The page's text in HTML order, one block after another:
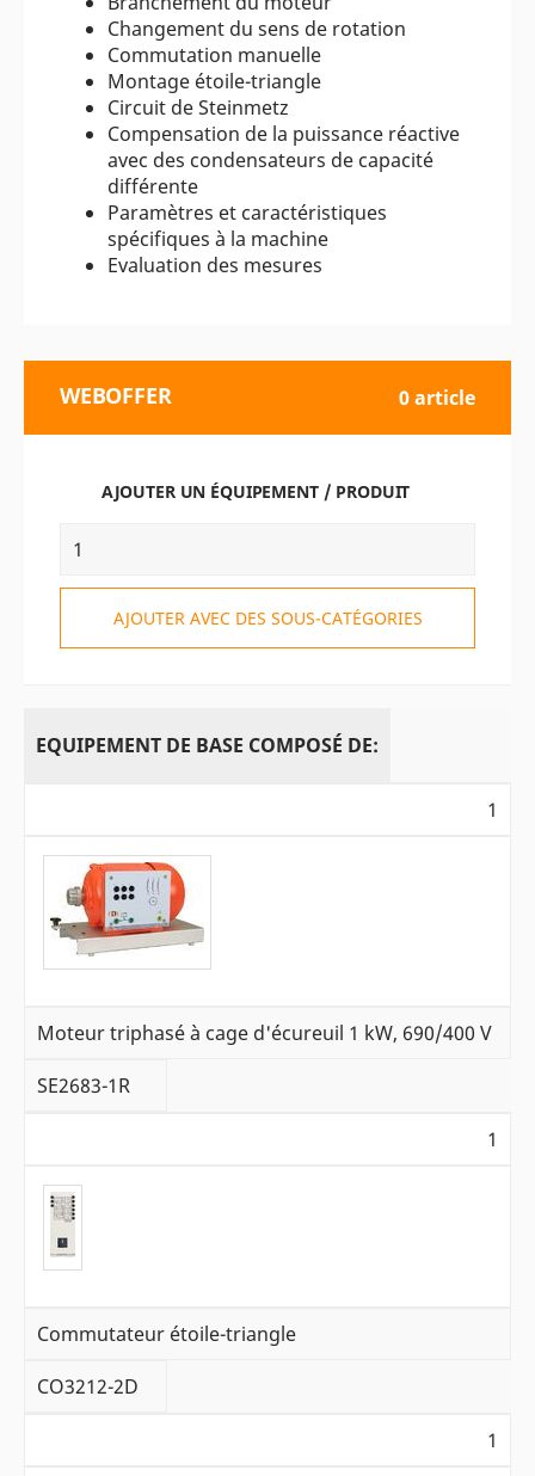
Changement du sens de rotation
Commutation manuelle
Montage étoile-triangle
Circuit de Steinmetz
Compensation de la puissance réactive
avec des condensateurs de capacité
différente
Paramètres et caractéristiques
spécifiques à la machine
Evaluation des mesures
WEBOFFER 0 article
AJOUTER UN ÉQUIPEMENT / PRODUIT
AJOUTER AVEC DES SOUS-CATÉGORIES
EQUIPEMENT DE BASE COMPOSÉ DE:
1
Moteur triphasé à cage d'écureuil 1 kW, 690/400 V
SE2683-1R
1
Commutateur étoile-triangle
CO3212-2D
1